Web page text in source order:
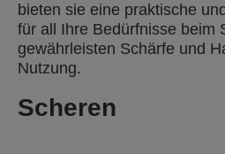
bieten sie eine praktische
für all Ihre Bedürfnisse beim
gewährleisten Schärfe und
Nutzung.
Scheren